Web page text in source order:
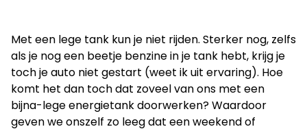
Met een lege tank kun je niet rijden. Sterker nog, zelfs
als je nog een beetje benzine in je tank hebt, krijg je
toch je auto niet gestart (weet ik uit ervaring). Hoe
komt het dan toch dat zoveel van ons met een
bijna-lege energietank doorwerken? Waardoor
geven we onszelf zo leeg dat een weekend of